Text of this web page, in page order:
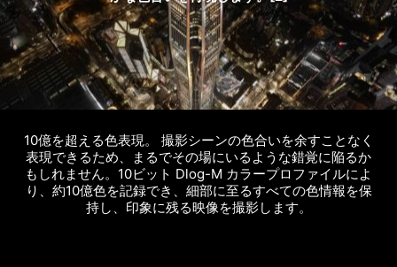
10億を超える色表現。 撮影シーンの色合いを余すことなく
表現できるため、まるでその場にいるような錯覚に陥るか
もしれません。10ビット Dlog-M カラープロファイルによ
り、約10億色を記録でき、細部に至るすべての色情報を保
持し、印象に残る映像を撮影します。